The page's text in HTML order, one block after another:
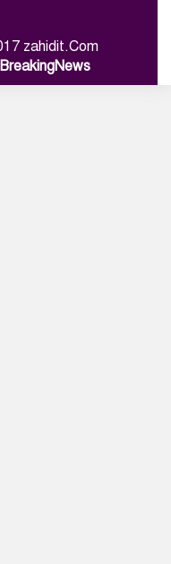
নবাগত ওসির সাথে
অনলাইন জুয়া ও
করলেন সাবেক
zahidit.Com
BreakingNews